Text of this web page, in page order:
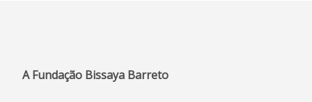
A Fundação Bissaya Barreto